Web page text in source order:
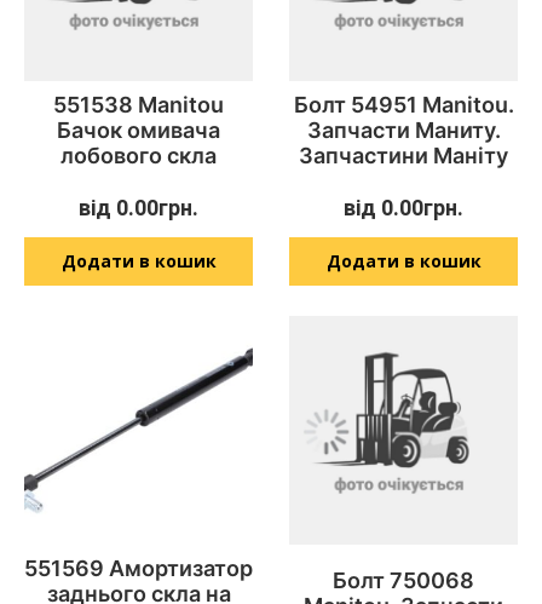
551538 Manitou
Бачок омивача
лобового скла
від 0.00грн.
Додати в кошик
Болт 54951 Manitou.
Запчасти Маниту.
Запчастини Маніту
від 0.00грн.
Додати в кошик
551569 Амортизатор
заднього скла на
Болт 750068